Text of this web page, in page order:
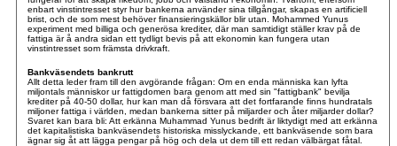
enbart vinstintresset styr hur bankerna använder sina tillgångar, skapas en artificiell
brist, och de som mest behöver finansieringskällor blir utan. Mohammed Yunus
experiment med billiga och generösa krediter, där man samtidigt ställer krav på de
fattiga är å andra sidan ett tydligt bevis på att ekonomin kan fungera utan
vinstintresset som främsta drivkraft.
Bankväsendets bankrutt
Allt detta leder fram till den avgörande frågan: Om en enda människa kan lyfta
miljontals människor ur fattigdomen bara genom att med sin "fattigbank" bevilja
krediter på 40-50 dollar, hur kan man då försvara att det fortfarande finns hundratals
miljoner fattiga i världen, medan bankerna sitter på miljarder och åter miljarder dollar?
Svaret kan bara bli: Att erkänna Muhammad Yunus bedrift är liktydigt med att erkänna
det kapitalistiska bankväsendets historiska misslyckande, ett bankväsende som bara
ägnar sig åt att lägga pengar på hög och dela ut dem till ett redan välbärgat fåtal.